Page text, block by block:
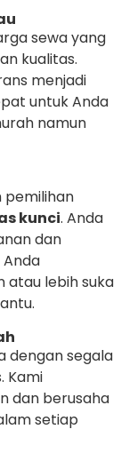
sewa yang
kualitas.
menjadi
untuk Anda
namun
pemilihan
kunci. Anda
dan
atau lebih suka
dengan segala
Kami
dan berusaha
setiap